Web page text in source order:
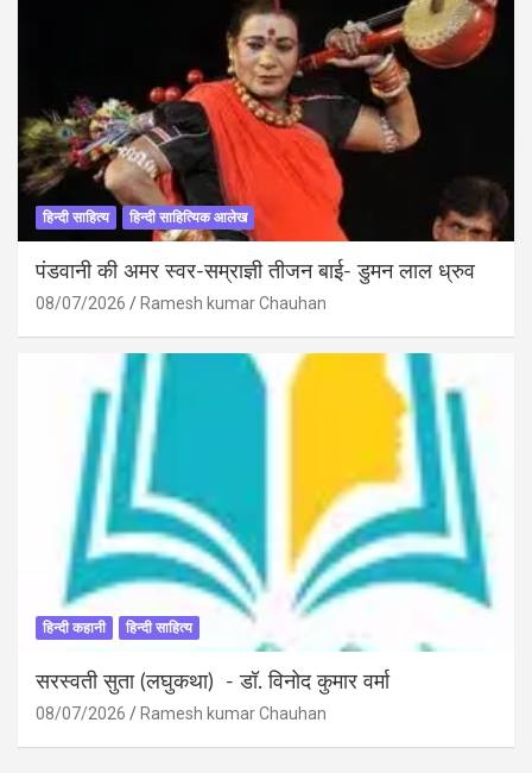
हिन्दी साहित्य हिन्दी साहित्यिक आलेख
पंडवानी की अमर स्वर-सम्राज्ञी तीजन बाई- डुमन लाल ध्रुव
08/07/2026 Ramesh kumar Chauhan
हिन्दी कहानी हिन्दी साहित्य
सरस्वती सुता (लघुकथा) ​- डॉ. विनोद कुमार वर्मा
08/07/2026 Ramesh kumar Chauhan